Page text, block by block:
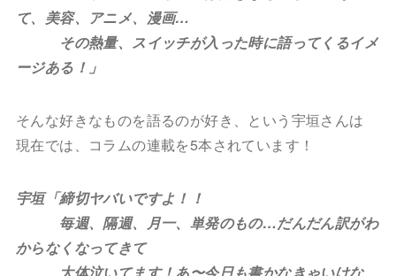
て、美容、アニメ、漫画…
その熱量、スイッチが入った時に語ってくるイメ
ージある！」
そんな好きなものを語るのが好き、という宇垣さんは
現在では、コラムの連載を5本されています！
宇垣「締切ヤバいですよ！！
毎週、隔週、月一、単発のもの…だんだん訳がわ
からなくなってきて